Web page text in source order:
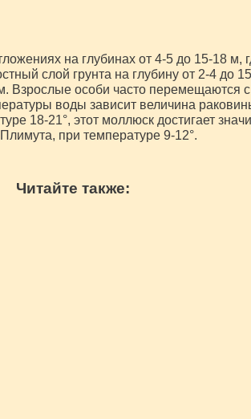
на глубинах от 4-5 до 15-18 м,
слой грунта на глубину от 2-4 до
Взрослые особи часто перемещаются
воды зависит величина
18-21°, этот моллюск достигает
при температуре 9-12°.
Читайте также: